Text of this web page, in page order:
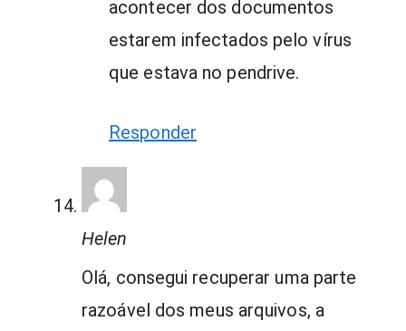
acontecer dos documentos
estarem infectados pelo vírus
que estava no pendrive.
Responder
Helen
Olá, consegui recuperar uma parte
razoável dos meus arquivos, a